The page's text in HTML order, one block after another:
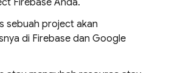
sebuah project akan
di Firebase dan Google